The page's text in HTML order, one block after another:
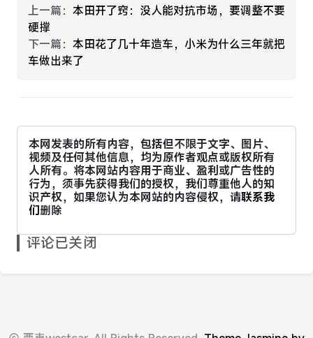
上一篇： 本田开了窍：没人能对抗市场，要调整不要
硬撑
下一篇： 本田花了几十年造车，小米为什么三年就把
车做出来了
本网发表的所有内容，包括但不限于文字、图片、
视频及任何其他信息，均为原作者观点或版权所有
人所有。将本网站内容用于商业、盈利或广告性的
行为，须事先获得我们的授权，我们尊重他人的知
识产权，如果您认为本网站的内容侵权，请联系我
们删除
评论已关闭